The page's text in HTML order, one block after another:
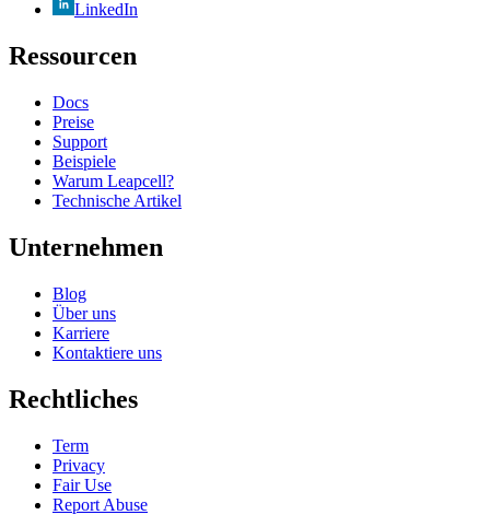
LinkedIn
Ressourcen
Docs
Preise
Support
Beispiele
Warum Leapcell?
Technische Artikel
Unternehmen
Blog
Über uns
Karriere
Kontaktiere uns
Rechtliches
Term
Privacy
Fair Use
Report Abuse